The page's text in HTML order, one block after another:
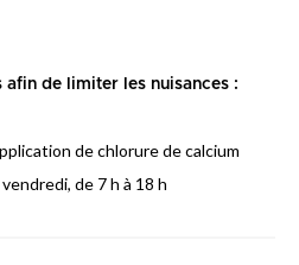
afin de limiter les nuisances :
de chlorure de calcium
de 7 h à 18 h